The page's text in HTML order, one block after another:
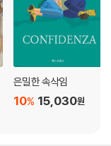
은밀한 속삭임
15,030원
10%